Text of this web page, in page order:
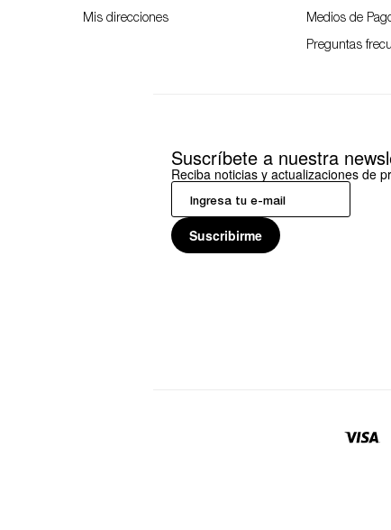
Mis direcciones Medios de
Preguntas
Suscríbete a nuestra
Reciba noticias y actualizaciones de
Suscribirme